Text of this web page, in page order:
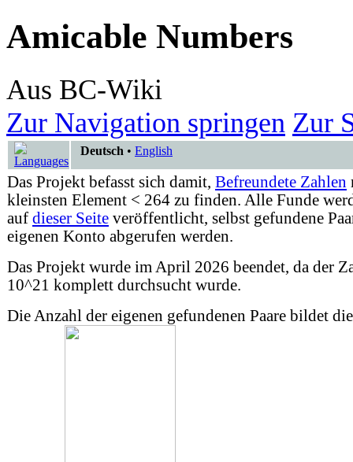
Amicable Numbers
Aus BC-Wiki
Zur Navigation springen Zur
Deutsch • English
Das Projekt befasst sich damit, Befreundete Zahlen
kleinsten Element < 264 zu finden. Alle Funde
auf dieser Seite veröffentlicht, selbst gefundene
eigenen Konto abgerufen werden.
Das Projekt wurde im April 2026 beendet, da der
10^21 komplett durchsucht wurde.
Die Anzahl der eigenen gefundenen Paare bildet